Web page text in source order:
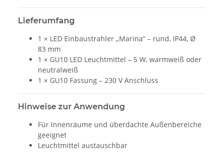
Lieferumfang
1 × LED Einbaustrahler „Marina“ – rund, IP44, Ø
83 mm
1 × GU10 LED Leuchtmittel – 5 W, warmweiß oder
neutralweiß
1 × GU10 Fassung – 230 V Anschluss
Hinweise zur Anwendung
Für Innenräume und überdachte Außenbereiche
geeignet
Leuchtmittel austauschbar